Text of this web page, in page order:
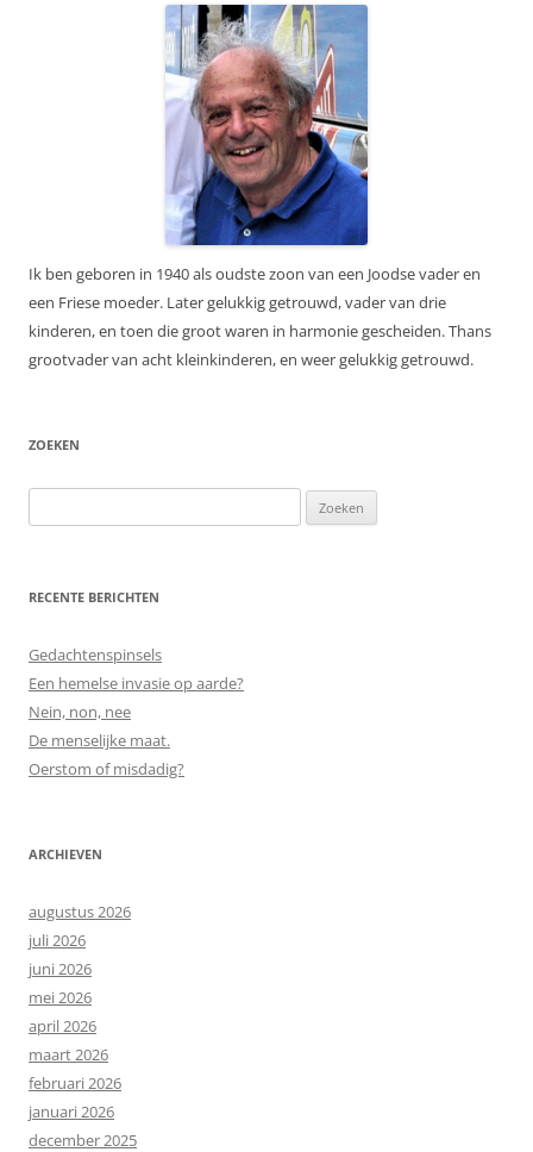
Ik ben geboren in 1940 als oudste zoon van een Joodse vader en
een Friese moeder. Later gelukkig getrouwd, vader van drie
kinderen, en toen die groot waren in harmonie gescheiden. Thans
grootvader van acht kleinkinderen, en weer gelukkig getrouwd.
ZOEKEN
naar:
RECENTE BERICHTEN
Gedachtenspinsels
Een hemelse invasie op aarde?
Nein, non, nee
De menselijke maat.
Oerstom of misdadig?
ARCHIEVEN
augustus 2026
juli 2026
juni 2026
mei 2026
april 2026
maart 2026
februari 2026
januari 2026
december 2025